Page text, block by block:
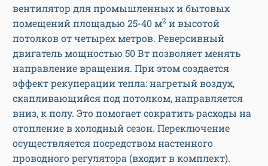
вентилятор для промышленных и бытовых
помещений площадью 25-40 м2 и высотой
потолков от четырех метров. Реверсивный
двигатель мощностью 50 Вт позволяет менять
направление вращения. При этом создается
эффект рекуперации тепла: нагретый воздух,
скапливающийся под потолком, направляется
вниз, к полу. Это помогает сократить расходы на
отопление в холодный сезон. Переключение
осуществляется посредством настенного
проводного регулятора (входит в комплект).